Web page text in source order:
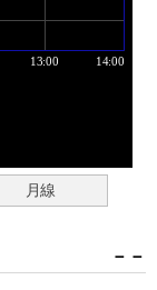
月線
－－